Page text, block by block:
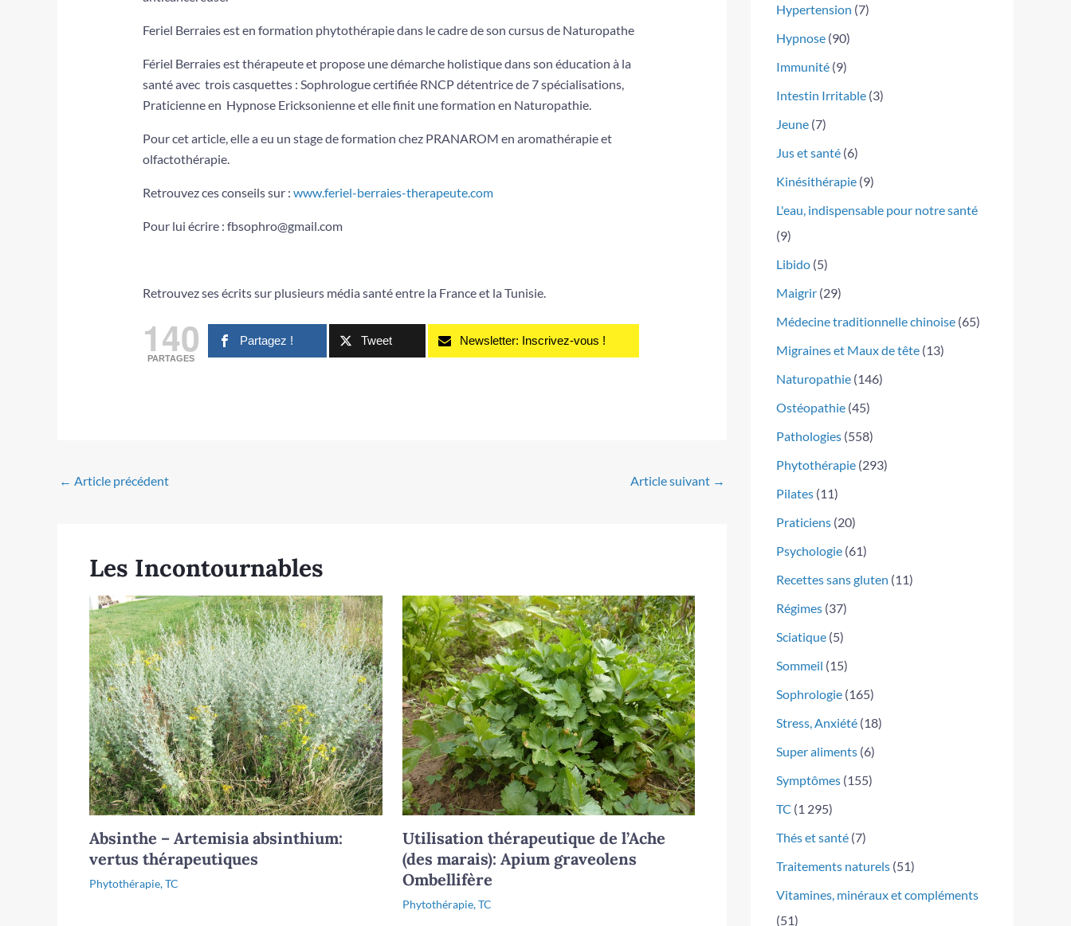
Feriel Berraies est en formation phytothérapie dans le cadre de son cursus de Naturopathe
Fériel Berraies est thérapeute et propose une démarche holistique dans son éducation à la
santé avec trois casquettes : Sophrologue certifiée RNCP détentrice de 7 spécialisations,
Praticienne en Hypnose Ericksonienne et elle finit une formation en Naturopathie.
Pour cet article, elle a eu un stage de formation chez PRANAROM en aromathérapie et
olfactothérapie.
Retrouvez ces conseils sur : www.feriel-berraies-therapeute.com
Pour lui écrire : fbsophro@gmail.com
Retrouvez ses écrits sur plusieurs média santé entre la France et la Tunisie.
140
PARTAGES
Partagez ! Tweet Newsletter: Inscrivez-vous !
← Article précédent Article suivant →
Les Incontournables
Absinthe – Artemisia absinthium:
vertus thérapeutiques
Phytothérapie,TC
Utilisation thérapeutique de l’Ache
(des marais): Apium graveolens
Ombellifère
Phytothérapie,TC
Hypertension (7)
Hypnose (90)
Immunité (9)
Intestin Irritable (3)
Jeune (7)
Jus et santé (6)
Kinésithérapie (9)
L'eau, indispensable pour notre santé
(9)
Libido (5)
Maigrir (29)
Médecine traditionnelle chinoise (65)
Migraines et Maux de tête (13)
Naturopathie (146)
Ostéopathie (45)
Pathologies (558)
Phytothérapie (293)
Pilates (11)
Praticiens (20)
Psychologie (61)
Recettes sans gluten (11)
Régimes (37)
Sciatique (5)
Sommeil (15)
Sophrologie (165)
Stress, Anxiété (18)
Super aliments (6)
Symptômes (155)
TC (1 295)
Thés et santé (7)
Traitements naturels (51)
Vitamines, minéraux et compléments
(51)